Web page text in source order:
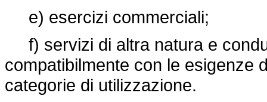
e) esercizi commerciali;
f) servizi di altra natura e
compatibilmente con le esigenze
categorie di utilizzazione.